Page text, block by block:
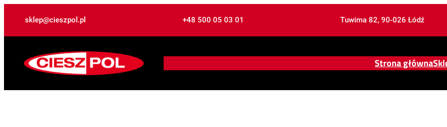
sklep@cieszpol.pl +48 500 05 03 01 Tuwima 82, 90-026 Łódź
Strona główna